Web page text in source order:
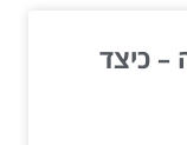
– כיצד